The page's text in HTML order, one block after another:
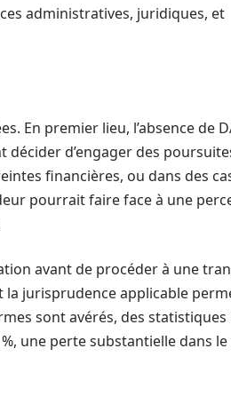
administratives, juridiques, et
En premier lieu, l’absence de
décider d’engager des
financières, ou dans des
pourrait faire face à une
avant de procéder à une
la jurisprudence applicable
sont avérés, des
une perte substantielle dans le